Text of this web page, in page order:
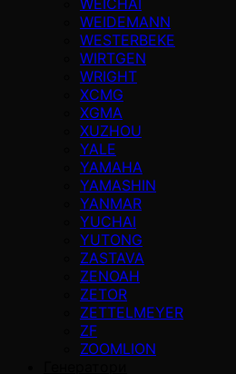
WEIDEMANN
WESTERBEKE
WIRTGEN
WRIGHT
XCMG
XGMA
XUZHOU
YALE
YAMAHA
YAMASHIN
YANMAR
YUCHAI
YUTONG
ZASTAVA
ZENOAH
ZETOR
ZETTELMEYER
ZF
ZOOMLION